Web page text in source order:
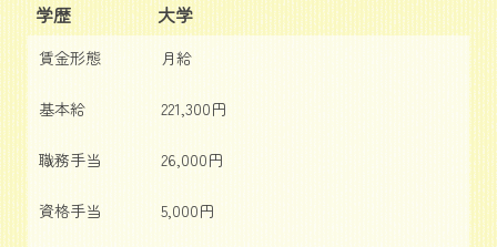
学歴 大学
賃金形態 月給
基本給 221,300円
職務手当 26,000円
資格手当 5,000円